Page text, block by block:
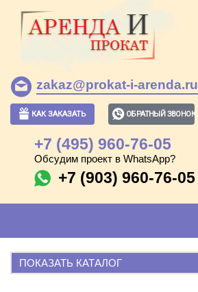
zakaz@prokat-i-arenda.ru
КАК ЗАКАЗАТЬ ОБРАТНЫЙ ЗВОНОК
+7 (495) 960-76-05
Обсудим проект в WhatsApp?
+7 (903) 960-76-05
ПОКАЗАТЬ КАТАЛОГ